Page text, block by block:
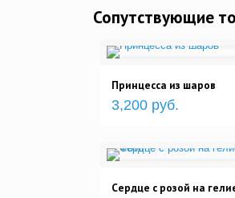
Сопутствующие
Принцесса из шаров
3,200 руб.
Сердце с розой на